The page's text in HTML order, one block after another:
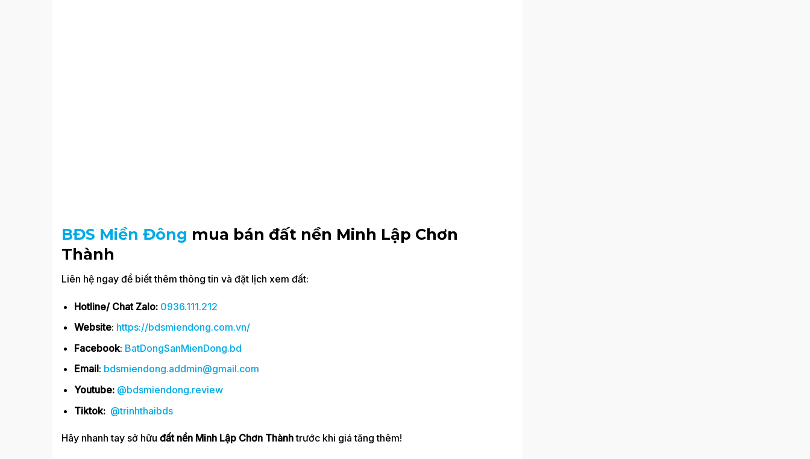
BĐS Miền Đông mua bán đất nền Minh Lập Chơn
Thành
Liên hệ ngay để biết thêm thông tin và đặt lịch xem đất:
Hotline/ Chat Zalo: 0936.111.212
Website: https://bdsmiendong.com.vn/
Facebook: BatDongSanMienDong.bd
Email: bdsmiendong.addmin@gmail.com
Youtube: @bdsmiendong.review
Tiktok: @trinhthaibds
Hãy nhanh tay sở hữu đất nền Minh Lập Chơn Thànhtrước khi giá tăng thêm!